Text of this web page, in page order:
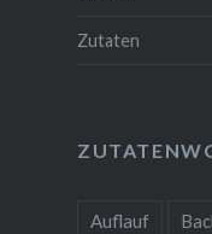
Zutaten
Auflauf